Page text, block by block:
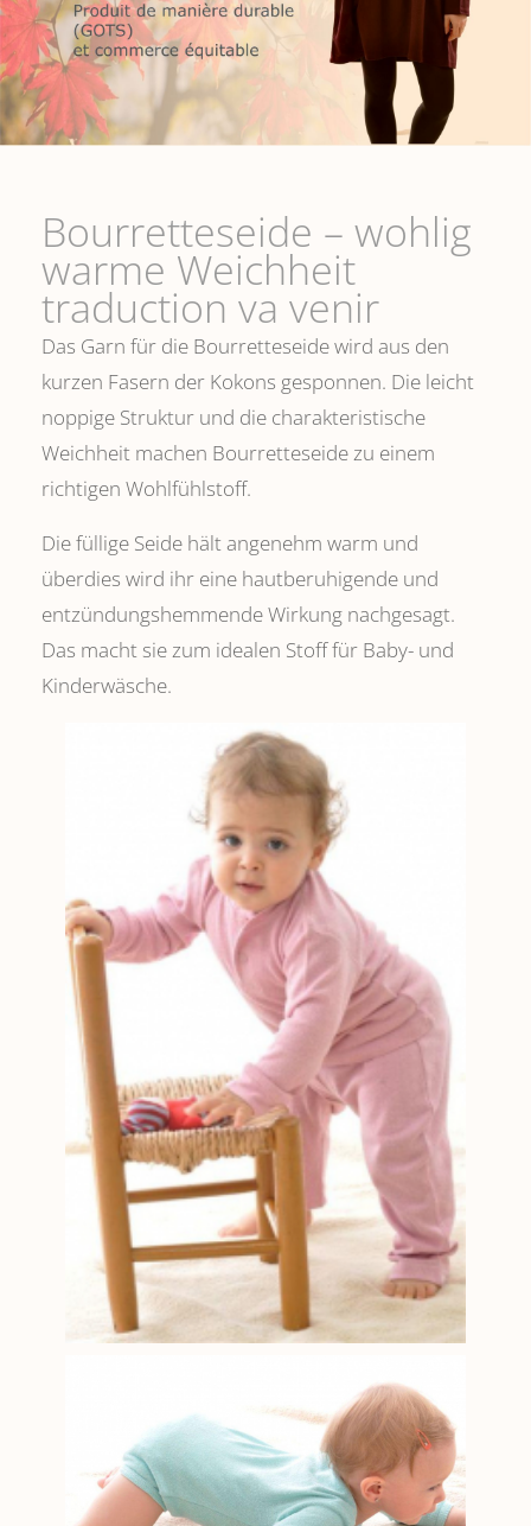
Bourretteseide – wohlig
warme Weichheit
traduction va venir
Das Garn für die Bourretteseide wird aus den
kurzen Fasern der Kokons gesponnen. Die leicht
noppige Struktur und die charakteristische
Weichheit machen Bourretteseide zu einem
richtigen Wohlfühlstoff.
Die füllige Seide hält angenehm warm und
überdies wird ihr eine hautberuhigende und
entzündungshemmende Wirkung nachgesagt.
Das macht sie zum idealen Stoff für Baby- und
Kinderwäsche.